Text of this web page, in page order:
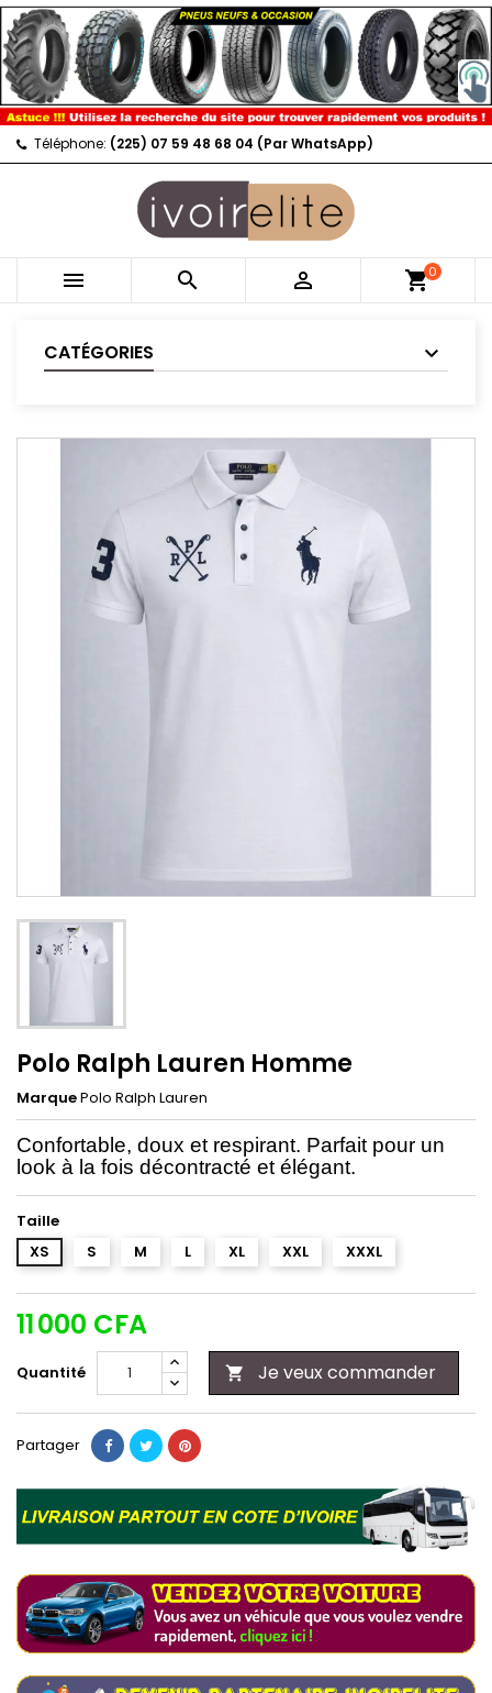
Téléphone: (225) 07 59 48 68 04 (Par WhatsApp)
   shopping_cart0
CATÉGORIES
Polo Ralph Lauren Homme
MarquePolo Ralph Lauren
Confortable, doux et respirant. Parfait pour un
look à la fois décontracté et élégant.
Taille
XS
S M L XL XXL XXXL
11 000 CFA
Quantité  Je veux commander
Partager